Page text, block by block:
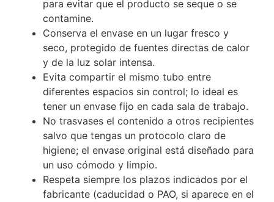
para evitar que el producto se seque o se
contamine.
Conserva el envase en un lugar fresco y
seco, protegido de fuentes directas de calor
y de la luz solar intensa.
Evita compartir el mismo tubo entre
diferentes espacios sin control; lo ideal es
tener un envase fijo en cada sala de trabajo.
No trasvases el contenido a otros recipientes
salvo que tengas un protocolo claro de
higiene; el envase original está diseñado para
un uso cómodo y limpio.
Respeta siempre los plazos indicados por el
fabricante (caducidad o PAO, si aparece en el